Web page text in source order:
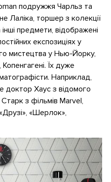
подружжя Чарльз та
Лаліка, торшер з колекції
предмети, відображені
експозиціях у
мистецтва у Нью-Йорку,
Їх дуже
Наприклад,
доктор Хаус з відомого
з фільмів Marvel,
«Шерлок»,